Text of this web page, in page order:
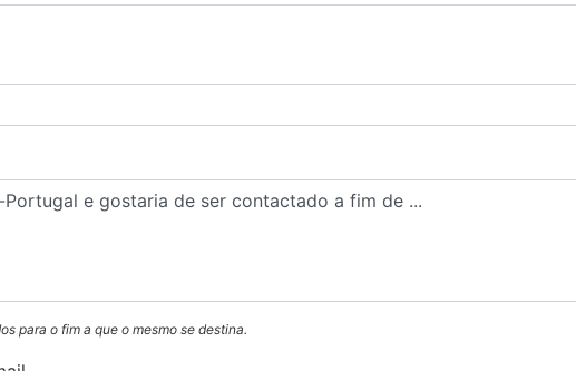
para o fim a que o mesmo se destina.